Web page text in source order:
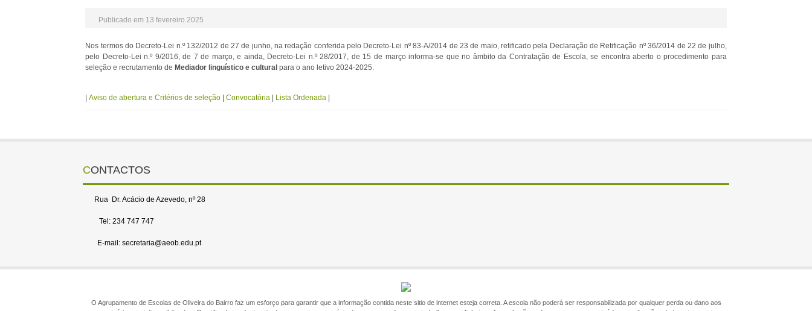
Publicado em 13 fevereiro 2025
Nos termos do Decreto-Lei n.º 132/2012 de 27 de junho, na redação conferida pelo Decreto-Lei nº 83-A/2014 de 23 de maio, retificado pela Declaração de Retificação nº 36/2014 de 22 de julho,
pelo Decreto-Lei n.º 9/2016, de 7 de março, e ainda, Decreto-Lei n.º 28/2017, de 15 de março informa-se que no âmbito da Contratação de Escola, se encontra aberto o procedimento para
seleção e recrutamento de Mediador linguístico e cultural para o ano letivo 2024-2025.
Aviso de abertura e Critérios de seleção |Convocatória Lista Ordenada
CONTACTOS
Rua Dr. Acácio de Azevedo, nº 28
Tel: 234 747 747
E-mail: secretaria@aeob.edu.pt
O Agrupamento de Escolas de Oliveira do Bairro faz um esforço para garantir que a informação contida neste sitio de internet esteja correta. A escola não poderá ser responsabilizada por qualquer perda ou dano aos